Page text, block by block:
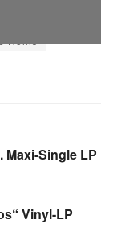
Hollis
Maxi-Single LP
Vinyl-LP